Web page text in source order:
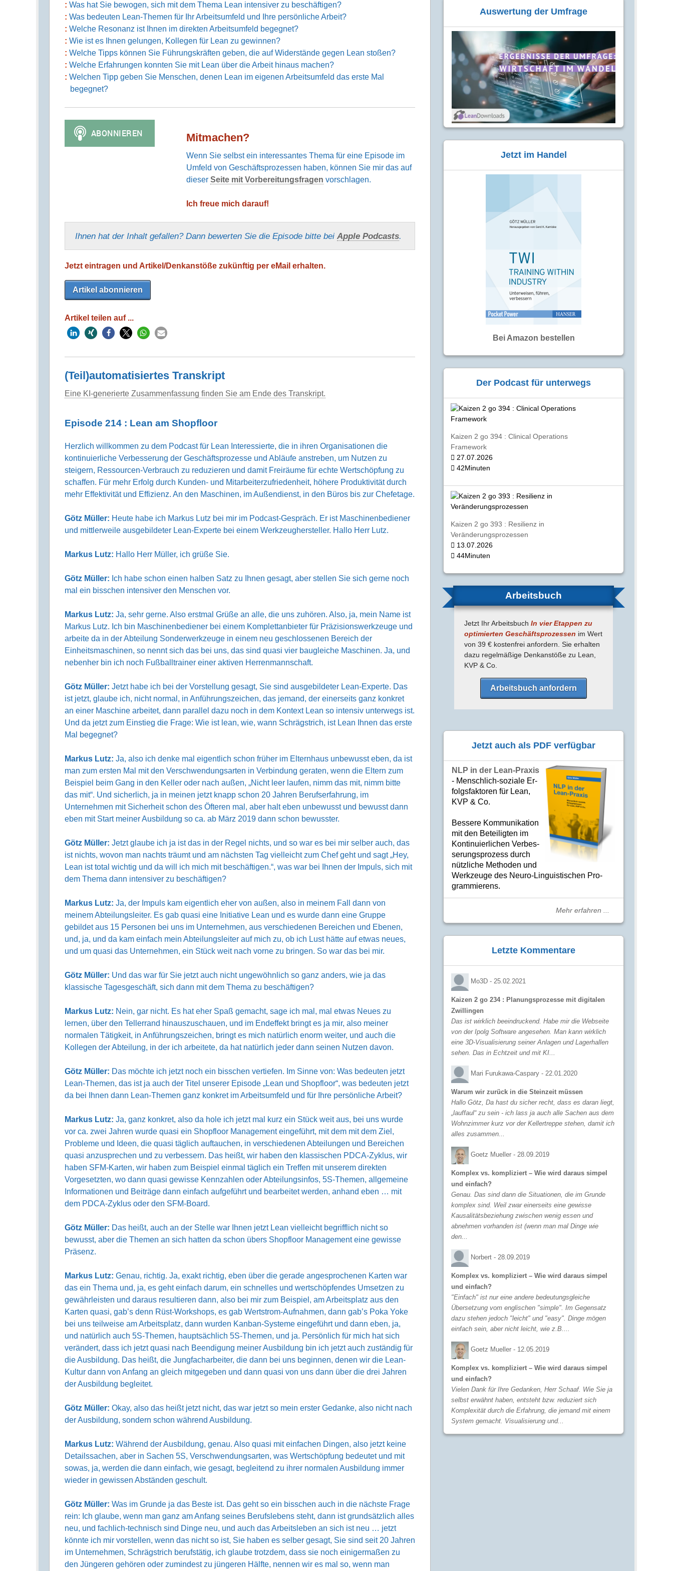
Was hat Sie bewogen, sich mit dem Thema Lean intensiver zu beschäftigen?
Was bedeuten Lean-Themen für Ihr Arbeitsumfeld und Ihre persönliche Arbeit?
Welche Resonanz ist Ihnen im direkten Arbeitsumfeld begegnet?
Wie ist es Ihnen gelungen, Kollegen für Lean zu gewinnen?
Welche Tipps können Sie Führungskräften geben, die auf Widerstände gegen Lean stoßen?
Welche Erfahrungen konnten Sie mit Lean über die Arbeit hinaus machen?
Welchen Tipp geben Sie Menschen, denen Lean im eigenen Arbeitsumfeld das erste Mal
begegnet?
Mitmachen?
Wenn Sie selbst ein interessantes Thema für eine Episode im
Umfeld von Geschäftsprozessen haben, können Sie mir das auf
dieser Seite mit Vorbereitungsfragen vorschlagen.
Ich freue mich darauf!
Ihnen hat der Inhalt gefallen? Dann bewerten Sie die Episode bitte bei Apple Podcasts.
Jetzt eintragen und Artikel/Denkanstöße zukünftig per eMail erhalten.
Artikel abonnieren
Artikel teilen auf ...
(Teil)automatisiertes Transkript
Eine KI-generierte Zusammenfassung finden Sie am Ende des Transkript.
Episode 214 : Lean am Shopfloor
Herzlich willkommen zu dem Podcast für Lean Interessierte, die in ihren Organisationen die
kontinuierliche Verbesserung der Geschäftsprozesse und Abläufe anstreben, um Nutzen zu
steigern, Ressourcen-Verbrauch zu reduzieren und damit Freiräume für echte Wertschöpfung zu
schaffen. Für mehr Erfolg durch Kunden- und Mitarbeiterzufriedenheit, höhere Produktivität durch
mehr Effektivität und Effizienz. An den Maschinen, im Außendienst, in den Büros bis zur Chefetage.
Götz Müller: Heute habe ich Markus Lutz bei mir im Podcast-Gespräch. Er ist Maschinenbediener
und mittlerweile ausgebildeter Lean-Experte bei einem Werkzeughersteller. Hallo Herr Lutz.
Markus Lutz: Hallo Herr Müller, ich grüße Sie.
Götz Müller: Ich habe schon einen halben Satz zu Ihnen gesagt, aber stellen Sie sich gerne noch
mal ein bisschen intensiver den Menschen vor.
Markus Lutz: Ja, sehr gerne. Also erstmal Grüße an alle, die uns zuhören. Also, ja, mein Name ist
Markus Lutz. Ich bin Maschinenbediener bei einem Komplettanbieter für Präzisionswerkzeuge und
arbeite da in der Abteilung Sonderwerkzeuge in einem neu geschlossenen Bereich der
Einheitsmaschinen, so nennt sich das bei uns, das sind quasi vier baugleiche Maschinen. Ja, und
nebenher bin ich noch Fußballtrainer einer aktiven Herrenmannschaft.
Götz Müller: Jetzt habe ich bei der Vorstellung gesagt, Sie sind ausgebildeter Lean-Experte. Das
ist jetzt, glaube ich, nicht normal, in Anführungszeichen, das jemand, der einerseits ganz konkret
an einer Maschine arbeitet, dann parallel dazu noch in dem Kontext Lean so intensiv unterwegs ist.
Und da jetzt zum Einstieg die Frage: Wie ist lean, wie, wann Schrägstrich, ist Lean Ihnen das erste
Mal begegnet?
Markus Lutz: Ja, also ich denke mal eigentlich schon früher im Elternhaus unbewusst eben, da ist
man zum ersten Mal mit den Verschwendungsarten in Verbindung geraten, wenn die Eltern zum
Beispiel beim Gang in den Keller oder nach außen, „Nicht leer laufen, nimm das mit, nimm bitte
das mit“. Und sicherlich, ja in meinen jetzt knapp schon 20 Jahren Berufserfahrung, im
Unternehmen mit Sicherheit schon des Öfteren mal, aber halt eben unbewusst und bewusst dann
eben mit Start meiner Ausbildung so ca. ab März 2019 dann schon bewusster.
Götz Müller: Jetzt glaube ich ja ist das in der Regel nichts, und so war es bei mir selber auch, das
ist nichts, wovon man nachts träumt und am nächsten Tag vielleicht zum Chef geht und sagt „Hey,
Lean ist total wichtig und da will ich mich mit beschäftigen.“, was war bei Ihnen der Impuls, sich mit
dem Thema dann intensiver zu beschäftigen?
Markus Lutz: Ja, der Impuls kam eigentlich eher von außen, also in meinem Fall dann von
meinem Abteilungsleiter. Es gab quasi eine Initiative Lean und es wurde dann eine Gruppe
gebildet aus 15 Personen bei uns im Unternehmen, aus verschiedenen Bereichen und Ebenen,
und, ja, und da kam einfach mein Abteilungsleiter auf mich zu, ob ich Lust hätte auf etwas neues,
und um quasi das Unternehmen, ein Stück weit nach vorne zu bringen. So war das bei mir.
Götz Müller: Und das war für Sie jetzt auch nicht ungewöhnlich so ganz anders, wie ja das
klassische Tagesgeschäft, sich dann mit dem Thema zu beschäftigen?
Markus Lutz: Nein, gar nicht. Es hat eher Spaß gemacht, sage ich mal, mal etwas Neues zu
lernen, über den Tellerrand hinauszuschauen, und im Endeffekt bringt es ja mir, also meiner
normalen Tätigkeit, in Anführungszeichen, bringt es mich natürlich enorm weiter, und auch die
Kollegen der Abteilung, in der ich arbeitete, da hat natürlich jeder dann seinen Nutzen davon.
Götz Müller: Das möchte ich jetzt noch ein bisschen vertiefen. Im Sinne von: Was bedeuten jetzt
Lean-Themen, das ist ja auch der Titel unserer Episode „Lean und Shopfloor“, was bedeuten jetzt
da bei Ihnen dann Lean-Themen ganz konkret im Arbeitsumfeld und für Ihre persönliche Arbeit?
Markus Lutz: Ja, ganz konkret, also da hole ich jetzt mal kurz ein Stück weit aus, bei uns wurde
vor ca. zwei Jahren wurde quasi ein Shopfloor Management eingeführt, mit dem mit dem Ziel,
Probleme und Ideen, die quasi täglich auftauchen, in verschiedenen Abteilungen und Bereichen
quasi anzusprechen und zu verbessern. Das heißt, wir haben den klassischen PDCA-Zyklus, wir
haben SFM-Karten, wir haben zum Beispiel einmal täglich ein Treffen mit unserem direkten
Vorgesetzten, wo dann quasi gewisse Kennzahlen oder Abteilungsinfos, 5S-Themen, allgemeine
Informationen und Beiträge dann einfach aufgeführt und bearbeitet werden, anhand eben … mit
dem PDCA-Zyklus oder den SFM-Board.
Götz Müller: Das heißt, auch an der Stelle war Ihnen jetzt Lean vielleicht begrifflich nicht so
bewusst, aber die Themen an sich hatten da schon übers Shopfloor Management eine gewisse
Präsenz.
Markus Lutz: Genau, richtig. Ja, exakt richtig, eben über die gerade angesprochenen Karten war
das ein Thema und, ja, es geht einfach darum, ein schnelles und wertschöpfendes Umsetzen zu
gewährleisten und daraus resultieren dann, also bei mir zum Beispiel, am Arbeitsplatz aus den
Karten quasi, gab’s denn Rüst-Workshops, es gab Wertstrom-Aufnahmen, dann gab’s Poka Yoke
bei uns teilweise am Arbeitsplatz, dann wurden Kanban-Systeme eingeführt und dann eben, ja,
und natürlich auch 5S-Themen, hauptsächlich 5S-Themen, und ja. Persönlich für mich hat sich
verändert, dass ich jetzt quasi nach Beendigung meiner Ausbildung bin ich jetzt auch zuständig für
die Ausbildung. Das heißt, die Jungfacharbeiter, die dann bei uns beginnen, denen wir die Lean-
Kultur dann von Anfang an gleich mitgegeben und dann quasi von uns dann über die drei Jahren
der Ausbildung begleitet.
Götz Müller: Okay, also das heißt jetzt nicht, das war jetzt so mein erster Gedanke, also nicht nach
der Ausbildung, sondern schon während Ausbildung.
Markus Lutz: Während der Ausbildung, genau. Also quasi mit einfachen Dingen, also jetzt keine
Detailssachen, aber in Sachen 5S, Verschwendungsarten, was Wertschöpfung bedeutet und mit
sowas, ja, werden die dann einfach, wie gesagt, begleitend zu ihrer normalen Ausbildung immer
wieder in gewissen Abständen geschult.
Götz Müller: Was im Grunde ja das Beste ist. Das geht so ein bisschen auch in die nächste Frage
rein: Ich glaube, wenn man ganz am Anfang seines Berufslebens steht, dann ist grundsätzlich alles
neu, und fachlich-technisch sind Dinge neu, und auch das Arbeitsleben an sich ist neu … jetzt
könnte ich mir vorstellen, wenn das nicht so ist, Sie haben es selber gesagt, Sie sind seit 20 Jahren
im Unternehmen, Schrägstrich berufstätig, ich glaube trotzdem, dass sie noch einigermaßen zu
den Jüngeren gehören oder zumindest zu jüngeren Hälfte, nennen wir es mal so, wenn man
Auswertung der Umfrage
Jetzt im Handel
Bei Amazon bestellen
Der Podcast für unterwegs
Kaizen 2 go 394 : Clinical Operations
Framework
27.07.2026
42Minuten
Kaizen 2 go 393 : Resilienz in
Veränderungsprozessen
13.07.2026
44Minuten
Arbeitsbuch
Jetzt Ihr Arbeitsbuch In vier Etappen zu
optimierten Geschäfts­prozessen im Wert
von 39 € kostenfrei anfordern. Sie erhalten
dazu regel­mäßige Denk­anstöße zu Lean,
KVP & Co.
Arbeitsbuch anfordern
Jetzt auch als PDF verfügbar
NLP in der Lean-Praxis
- Mensch­lich-soziale Er­
folgs­fak­to­ren für Lean,
KVP & Co.
Bes­se­re Kom­­mu­­ni­ka­tion
mit den Betei­lig­ten im
Kon­ti­nuier­li­chen Ver­bes­
se­rungs­­pro­­zess durch
nütz­­liche Me­­tho­­den und
Werk­­zeuge des Neuro-Linguis­­ti­schen Pro­­
gram­­mie­­rens.
Mehr erfahren ...
Letzte Kommentare
Mo3D - 25.02.2021
Kaizen 2 go 234 : Planungsprozesse mit digitalen
Zwillingen
Das ist wirklich beeindruckend. Habe mir die Webseite
von der Ipolg Software angesehen. Man kann wirklich
eine 3D-Visualisierung seiner Anlagen und Lagerhallen
sehen. Das in Echtzeit und mit KI...
Mari Furukawa-Caspary - 22.01.2020
Warum wir zurück in die Steinzeit müssen
Hallo Götz, Da hast du sicher recht, dass es daran liegt,
„lauffaul“ zu sein - ich lass ja auch alle Sachen aus dem
Wohnzimmer kurz vor der Kellertreppe stehen, damit ich
alles zusammen...
Goetz Mueller - 28.09.2019
Komplex vs. kompliziert – Wie wird daraus simpel
und einfach?
Genau. Das sind dann die Situationen, die im Grunde
komplex sind. Weil zwar einerseits eine gewisse
Kausalitätsbeziehung zwischen wenig essen und
abnehmen vorhanden ist (wenn man mal Dinge wie
den...
Norbert - 28.09.2019
Komplex vs. kompliziert – Wie wird daraus simpel
und einfach?
"Einfach" ist nur eine andere bedeutungsgleiche
Übersetzung vom englischen "simple". Im Gegensatz
dazu stehen jedoch "leicht" und "easy". Dinge mögen
einfach sein, aber nicht leicht, wie z.B....
Goetz Mueller - 12.05.2019
Komplex vs. kompliziert – Wie wird daraus simpel
und einfach?
Vielen Dank für Ihre Gedanken, Herr Schaaf. Wie Sie ja
selbst erwähnt haben, entsteht bzw. reduziert sich
Komplexität durch die Erfahrung, die jemand mit einem
System gemacht. Visualisierung und...